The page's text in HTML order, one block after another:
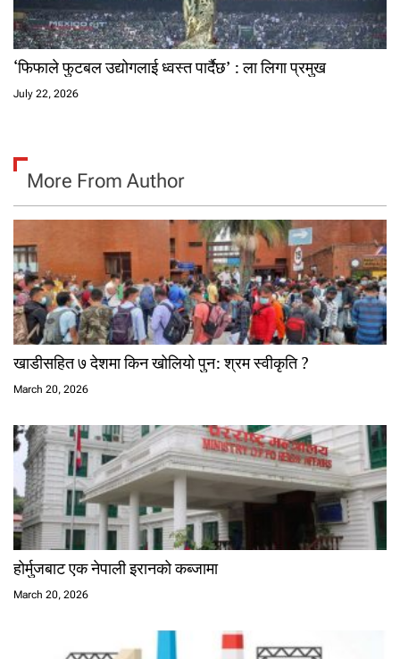
‘फिफाले फुटबल उद्योगलाई ध्वस्त पार्दैछ’ : ला लिगा प्रमुख
July 22, 2026
More From Author
खाडीसहित ७ देशमा किन खोलियो पुन: श्रम स्वीकृति ?
March 20, 2026
होर्मुजबाट एक नेपाली इरानको कब्जामा
March 20, 2026